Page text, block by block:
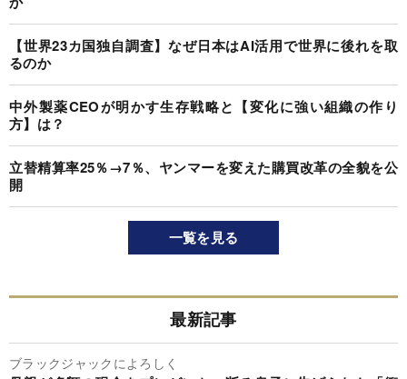
【世界23カ国独自調査】なぜ日本はAI活用で世界に後れを取
るのか
中外製薬CEOが明かす生存戦略と【変化に強い組織の作り
方】は？
立替精算率25％→7％、ヤンマーを変えた購買改革の全貌を公
開
一覧を見る
最新記事
ブラックジャックによろしく